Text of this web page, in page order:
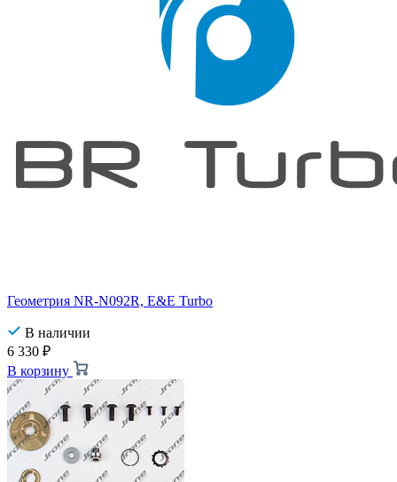
Геометрия NR-N092R, E&E Turbo
В наличии
6 330 ₽
В корзину